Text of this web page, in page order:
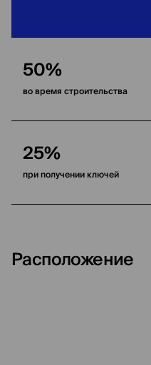
50%
во время строительства
25%
при получении ключей
Расположение